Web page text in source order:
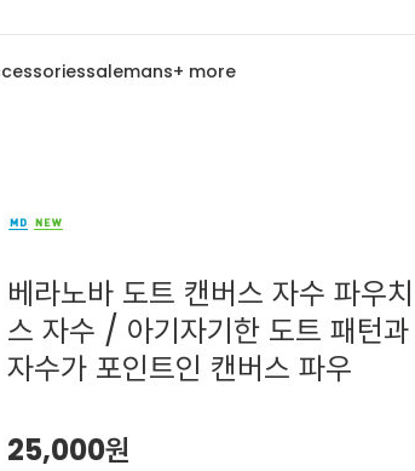
salemans+ more
베라노바 도트 캔버스 자수 파
스 자수 / 아기자기한 도트 패턴
자수가 포인트인 캔버스 파우
25,000원